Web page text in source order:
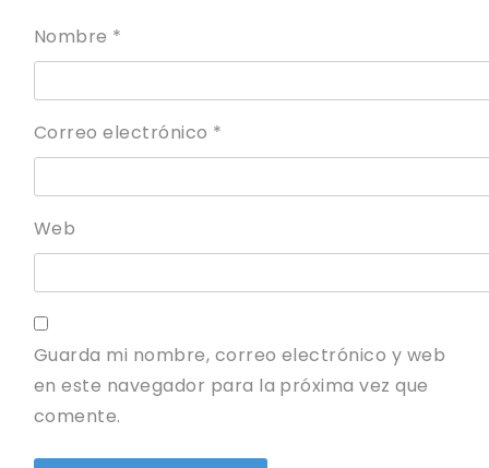
Nombre *
Correo electrónico *
Web
Guarda mi nombre, correo electrónico y web
en este navegador para la próxima vez que
comente.